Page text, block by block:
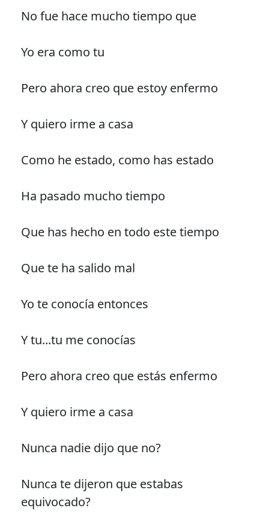
No fue hace mucho tiempo que
Yo era como tu
Pero ahora creo que estoy enfermo
Y quiero irme a casa
Como he estado, como has estado
Ha pasado mucho tiempo
Que has hecho en todo este tiempo
Que te ha salido mal
Yo te conocía entonces
Y tu...tu me conocías
Pero ahora creo que estás enfermo
Y quiero irme a casa
Nunca nadie dijo que no?
Nunca te dijeron que estabas
equivocado?